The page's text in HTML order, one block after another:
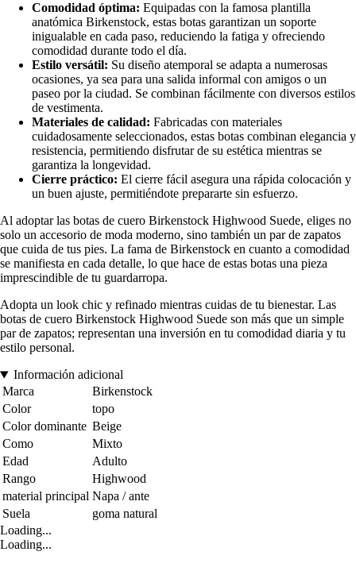
Comodidad óptima: Equipadas con la famosa plantilla
anatómica Birkenstock, estas botas garantizan un soporte
inigualable en cada paso, reduciendo la fatiga y ofreciendo
comodidad durante todo el día.
Estilo versátil: Su diseño atemporal se adapta a numerosas
ocasiones, ya sea para una salida informal con amigos o un
paseo por la ciudad. Se combinan fácilmente con diversos estilos
de vestimenta.
Materiales de calidad: Fabricadas con materiales
cuidadosamente seleccionados, estas botas combinan elegancia y
resistencia, permitiendo disfrutar de su estética mientras se
garantiza la longevidad.
Cierre práctico: El cierre fácil asegura una rápida colocación y
un buen ajuste, permitiéndote prepararte sin esfuerzo.
Al adoptar las botas de cuero Birkenstock Highwood Suede, eliges no
solo un accesorio de moda moderno, sino también un par de zapatos
que cuida de tus pies. La fama de Birkenstock en cuanto a comodidad
se manifiesta en cada detalle, lo que hace de estas botas una pieza
imprescindible de tu guardarropa.
Adopta un look chic y refinado mientras cuidas de tu bienestar. Las
botas de cuero Birkenstock Highwood Suede son más que un simple
par de zapatos; representan una inversión en tu comodidad diaria y tu
estilo personal.
Información adicional
Marca
Birkenstock
Color
topo
Color dominante Beige
Como
Mixto
Edad
Adulto
Rango
Highwood
material principal Napa / ante
Suela
goma natural
Loading...
Loading...